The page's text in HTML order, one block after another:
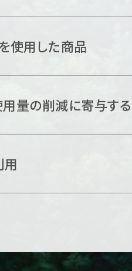
使用した商品
量の削減に寄与す
用